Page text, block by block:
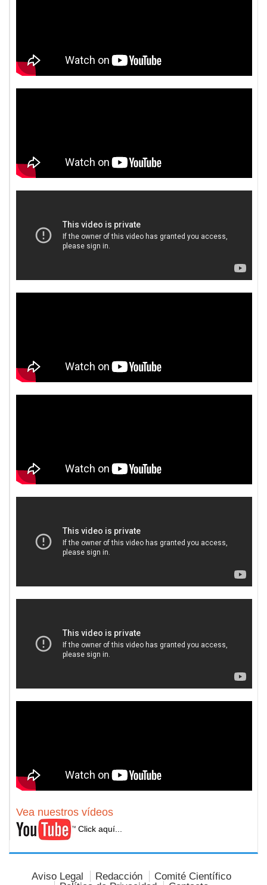
Vea nuestros vídeos
Click aquí...
Aviso Legal Redacción
Comité Científico